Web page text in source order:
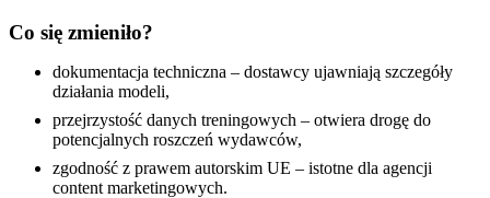
Co się zmieniło?
dokumentacja techniczna – dostawcy ujawniają szczegóły
działania modeli,
przejrzystość danych treningowych – otwiera drogę do
potencjalnych roszczeń wydawców,
zgodność z prawem autorskim UE – istotne dla agencji
content marketingowych.